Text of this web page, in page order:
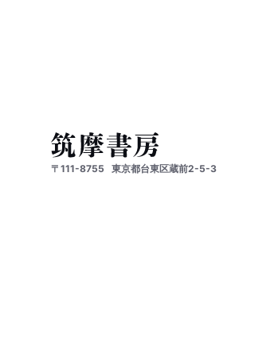
〒111-8755 東京都台東区蔵前2-5-3